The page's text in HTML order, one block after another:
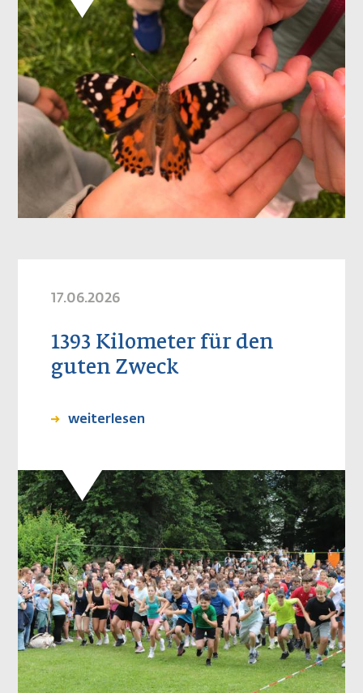
17.06.2026
1393 Kilometer für den
guten Zweck
weiterlesen